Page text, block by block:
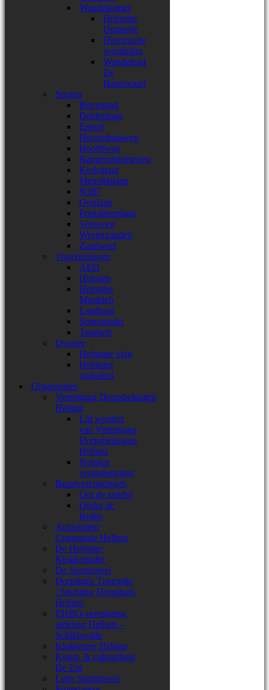
Wandelroutes
Helmster
Ommetje
Historische
wandeling
Wandelpad
De
Haansvaart
Straten
Bovenpad
Deldenlaan
Enterij
Heerenhuisweg
Hoofdweg
Kappershuttenweg
Kerkstraat
Menoldalaan
N387
Oestlaan
Populierenlaan
Veenweg
Westerzanden
Zandwerf
Voorzieningen
AED
Huisarts
Helmster
Minibieb
Laadpaal
Supermarkt
Tandarts
Overige
Helmster vlag
Helmster
volkslied
Organisaties
Vereniging Dorpsbelangen
Hellum
Lid worden
van Vereniging
Dorpsbelangen
Hellum
Notulen
vergaderingen
Buurtverenigingen
Om de smidse
Onder de
linden
Activiteiten
Commissie Hellum
De Helmster
Klokkeluider
De Stamtoavel
Dorpshuis Tonegido
/ Stichting Dorpshuis
Hellum
EHBO-vereniging,
afdeling Hellum –
Schildwolde
Kloksmeer Hellum
Kunst- & cultuurhuis
De Ent
Lutje Stamtoavel